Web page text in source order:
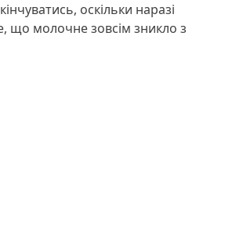
оскільки наразі
що молочне зовсім зникло з